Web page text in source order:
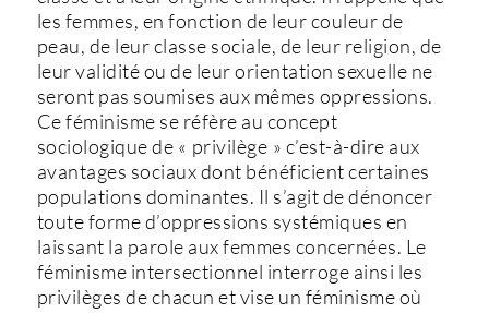
les femmes, en fonction de leur couleur de
peau, de leur classe sociale, de leur religion, de
leur validité ou de leur orientation sexuelle ne
seront pas soumises aux mêmes oppressions.
Ce féminisme se réfère au concept
sociologique de « privilège » c’est-à-dire aux
avantages sociaux dont bénéficient certaines
populations dominantes. Il s’agit de dénoncer
toute forme d’oppressions systémiques en
laissant la parole aux femmes concernées. Le
féminisme intersectionnel interroge ainsi les
privilèges de chacun et vise un féminisme où